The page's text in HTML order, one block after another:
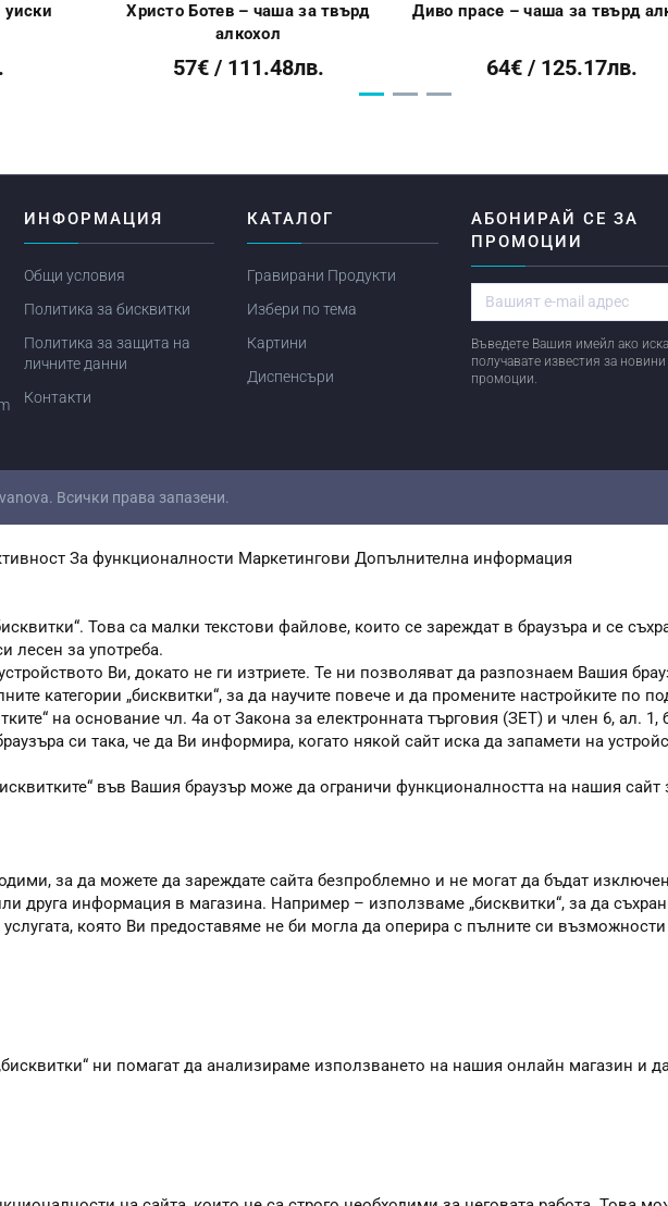
Христо Ботев – чаша за твърд
алкохол
57€ / 111.48лв.
Диво прасе – чаша за твърд
64€ / 125.17лв.
ИНФОРМАЦИЯ
Общи условия
Политика за бисквитки
Политика за защита на
личните данни
Контакти
КАТАЛОГ
Гравирани Продукти
Избери по тема
Картини
Диспенсъри
АБОНИРАЙ СЕ ЗА
ПРОМОЦИИ
Въведете Вашия имейл ако
получавате известия за новини
промоции.
. Всички права запазени.
За функционалности Маркетингови Допълнителна информация
Това са малки текстови файлове, които се зареждат в браузъра и се
лесен за употреба.
Ви, докато не ги изтриете. Те ни позволяват да разпознаем Вашия
категории „бисквитки“, за да научите повече и да промените настройките по
на основание чл. 4а от Закона за електронната търговия (ЗЕТ) и член 6, ал.
си така, че да Ви информира, когато някой сайт иска да запамети на
във Вашия браузър може да ограничи функционалността на нашия сайт
за да можете да зареждате сайта безпроблемно и не могат да бъдат
друга информация в магазина. Например – използваме „бисквитки“, за да
която Ви предоставяме не би могла да оперира с пълните си
ни помагат да анализираме използването на нашия онлайн магазин и